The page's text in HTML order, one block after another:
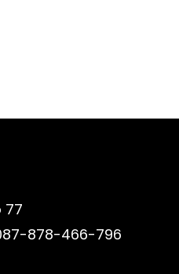
77
878-466-796